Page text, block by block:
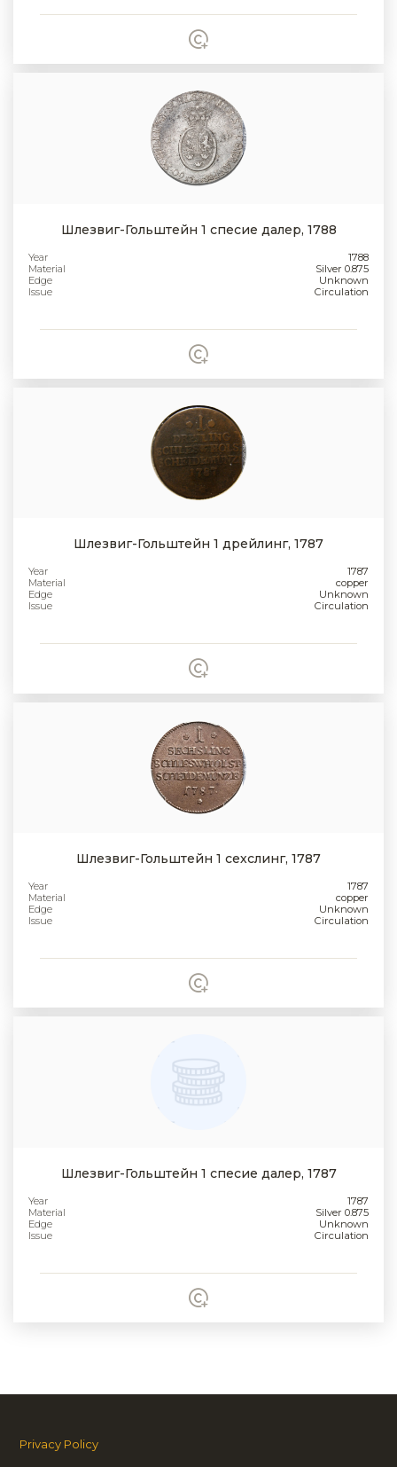
Шлезвиг-Гольштейн 1 спесие далер, 1788
Year
1788
Material
Silver 0.875
Edge
Unknown
Issue
Circulation
Шлезвиг-Гольштейн 1 дрейлинг, 1787
Year
1787
Material
copper
Edge
Unknown
Issue
Circulation
Шлезвиг-Гольштейн 1 сехслинг, 1787
Year
1787
Material
copper
Edge
Unknown
Issue
Circulation
Шлезвиг-Гольштейн 1 спесие далер, 1787
Year
1787
Material
Silver 0.875
Edge
Unknown
Issue
Circulation
Privacy Policy